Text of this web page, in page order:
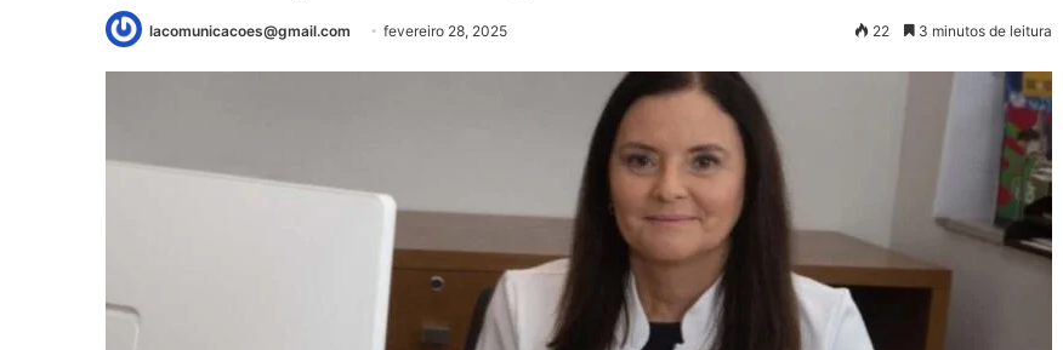
lacomunicacoes@gmail.com fevereiro 28, 2025 22 3 minutos de leitura